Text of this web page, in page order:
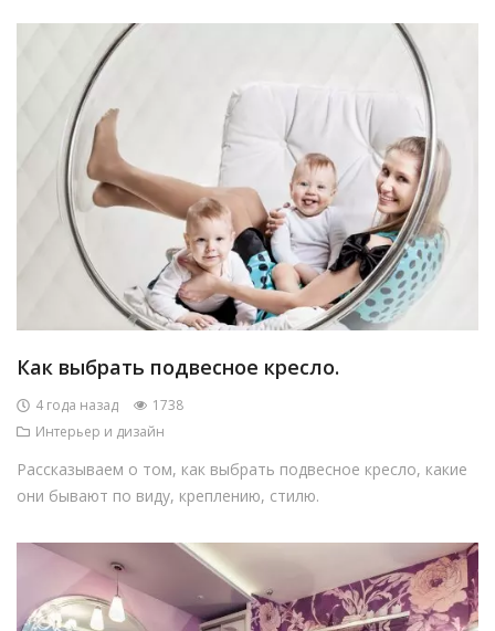
Как выбрать подвесное кресло.
4 года назад
1738
Интерьер и дизайн
Рассказываем о том, как выбрать подвесное кресло, какие
они бывают по виду, креплению, стилю.